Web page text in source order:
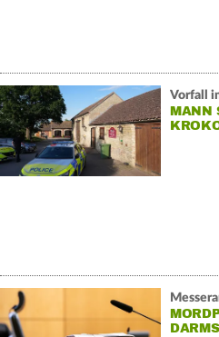
Vorfall
MANN